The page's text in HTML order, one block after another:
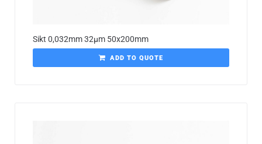
Sikt 0,032mm 32µm 50x200mm
ADD TO QUOTE